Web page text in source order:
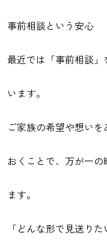
事前相談という安心
最近では「事前相談
います。
ご家族の希望や想い
おくことで、万が一
ます。
「どんな形で見送り